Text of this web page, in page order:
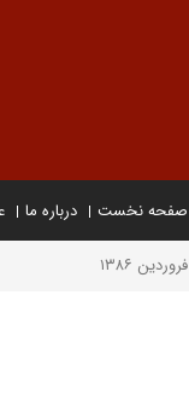
صفحه نخست درباره ما
فروردین ۱۳۸۶